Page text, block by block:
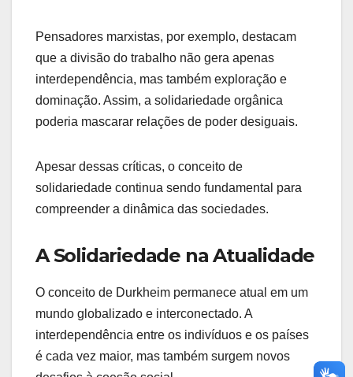
Pensadores marxistas, por exemplo, destacam
que a divisão do trabalho não gera apenas
interdependência, mas também exploração e
dominação. Assim, a solidariedade orgânica
poderia mascarar relações de poder desiguais.
Apesar dessas críticas, o conceito de
solidariedade continua sendo fundamental para
compreender a dinâmica das sociedades.
A Solidariedade na Atualidade
O conceito de Durkheim permanece atual em um
mundo globalizado e interconectado. A
interdependência entre os indivíduos e os países
é cada vez maior, mas também surgem novos